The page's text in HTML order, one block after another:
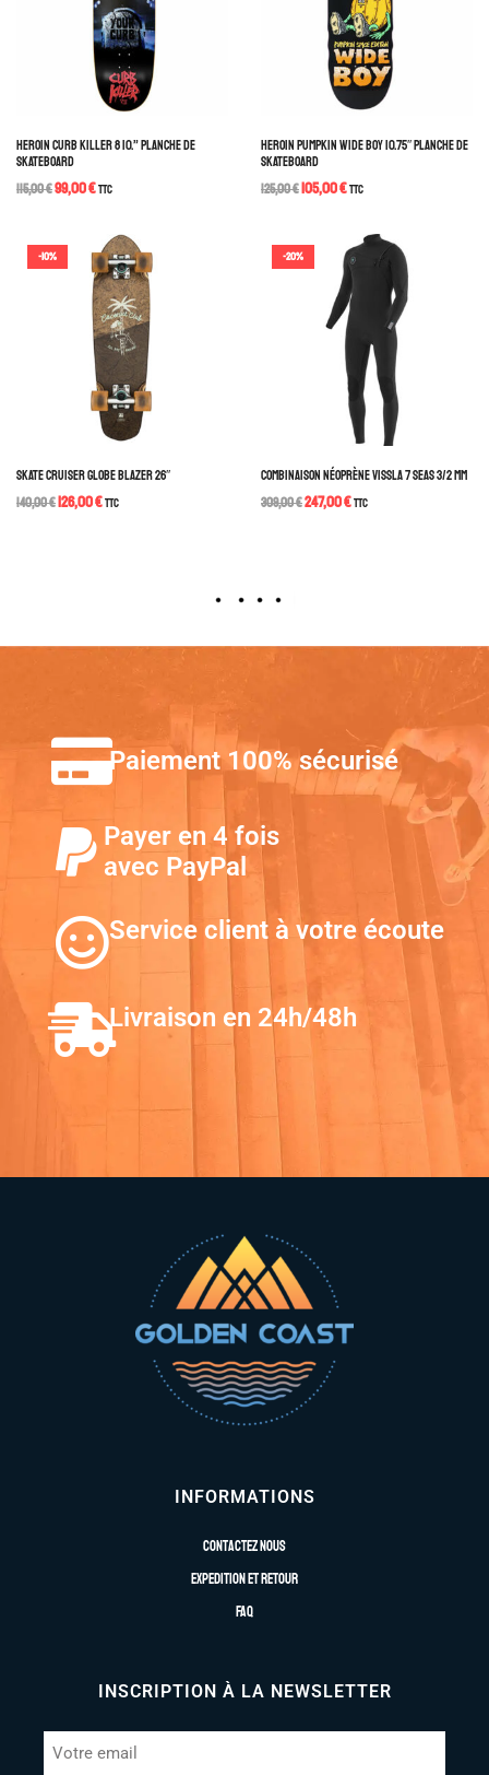
HEROIN CURB KILLER 8 10.” PLANCHE DE
SKATEBOARD
115,00€99,00€TTC
HEROIN PUMPKIN WIDE BOY 10.75″ PLANCHE DE
SKATEBOARD
125,00€105,00€TTC
-10%
SKATE CRUISER GLOBE BLAZER 26″
140,00€126,00€TTC
-20%
COMBINAISON NÉOPRÈNE VISSLA 7 SEAS 3/2 MM
309,00€247,00€TTC
Paiement 100% sécurisé
Payer en 4 fois
avec PayPal
Service client à votre écoute
Livraison en 24h/48h
INFORMATIONS
Contactez nous
Expedition et retour
FAQ
INSCRIPTION À LA NEWSLETTER